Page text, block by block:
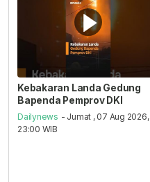
Kebakaran Landa Gedung
Bapenda Pemprov DKI
Dailynews - Jumat , 07 Aug 2026,
23:00 WIB